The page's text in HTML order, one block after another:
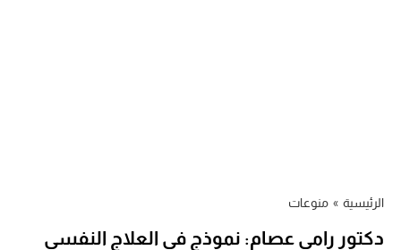
الرئيسية » منوعات
دكتور رامي عصام: نموذج في العلاج النفسي